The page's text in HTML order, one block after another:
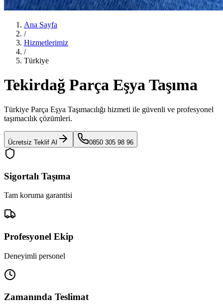
Ana Sayfa
/
Hizmetlerimiz
/
Türkiye
Tekirdağ Parça Eşya Taşıma
Türkiye Parça Eşya Taşımacılığı hizmeti ile güvenli ve profesyonel
taşımacılık çözümleri.
Ücretsiz Teklif Al 0850 305 98 96
Sigortalı Taşıma
Tam koruma garantisi
Profesyonel Ekip
Deneyimli personel
Zamanında Teslimat